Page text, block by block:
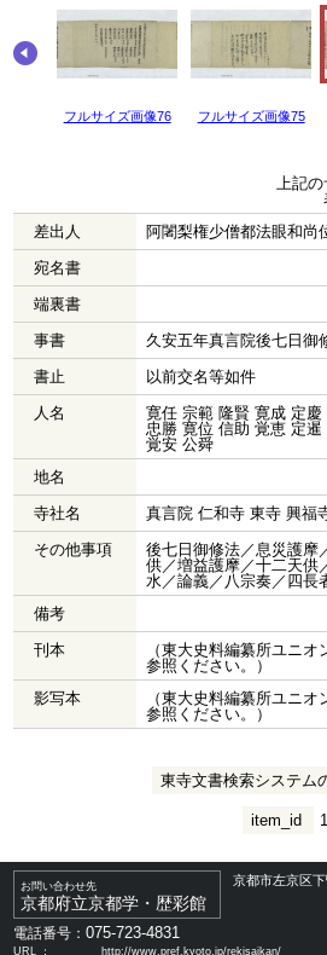
フルサイズ画像76 フルサイズ画像75
上記の
差出人
阿闍梨権少僧都法眼和尚
宛名書
端裏書
事書
久安五年真言院後七日御
書止
以前交名等如件
人名
寛任 宗範 隆賢 寛成 定
忠勝 寛位 信助 覚恵 定
覚安 公舜
地名
寺社名
真言院 仁和寺 東寺 興福
その他事項
後七日御修法／息災護摩
供／増益護摩／十二天供
水／論義／八宗奏／四長
備考
刊本
（東大史料編纂所ユニ
参照ください。）
影写本
（東大史料編纂所ユニ
参照ください。）
東寺文書検索システム
item_id
お問い合わせ先
京都府立京都学・歴彩館
京都市左京区
電話番号：075-723-4831
URL ： http://www.pref.kyoto.jp/rekisaikan/